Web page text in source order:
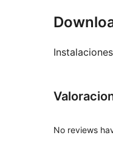
No reviews